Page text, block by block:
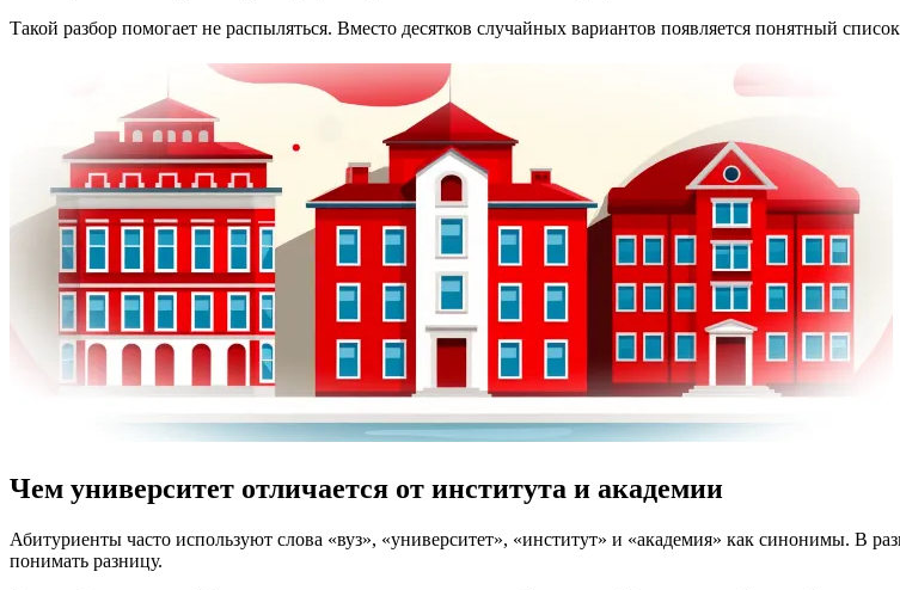
Такой разбор помогает не распыляться. Вместо десятков случайных вариантов появляется понятный
Чем университет отличается от института и академии
Абитуриенты часто используют слова «вуз», «университет», «институт» и «академия» как синонимы. В
понимать разницу.